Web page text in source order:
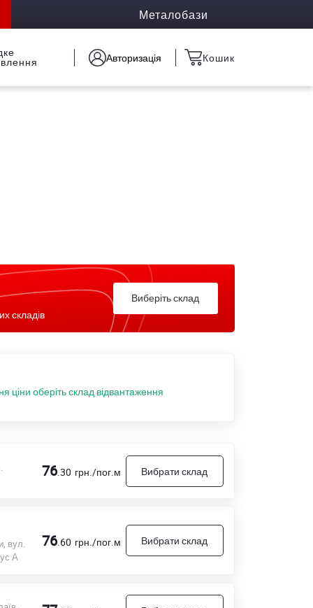
Металобази
Авторизація Кошик
складів
Виберіть склад
ціни оберіть склад відвантаження
76.30 грн./пог.м Вибрати склад
вул.
А
76.60 грн./пог.м Вибрати склад